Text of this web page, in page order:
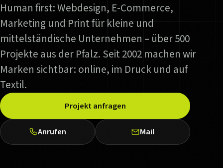
Human first: Webdesign, E-Commerce,
Marketing und Print für kleine und
mittelständische Unternehmen – über 500
Projekte aus der Pfalz. Seit 2002 machen wir
Marken sichtbar: online, im Druck und auf
Textil.
Projekt anfragen
Anrufen Mail